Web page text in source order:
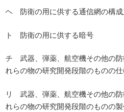
ヘ 防衛の用に供する通信網の構
ト 防衛の用に供する暗号
チ 武器、弾薬、航空機その他の防
れらの物の研究開発段階のものの
リ 武器、弾薬、航空機その他の防
れらの物の研究開発段階のものの